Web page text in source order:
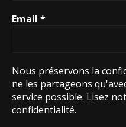
Email *
Nous préservons la
ne les partageons
service possible. Lisez
confidentialité.